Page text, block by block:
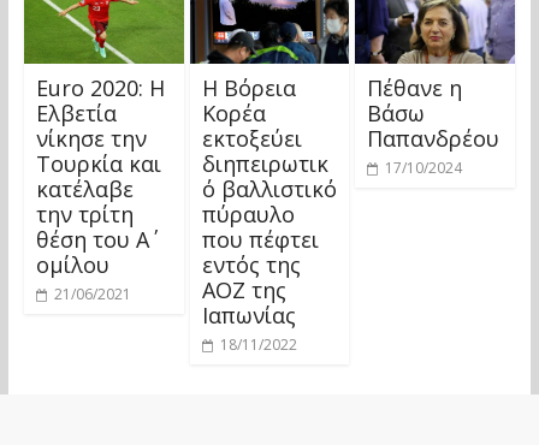
Euro 2020: Η
Ελβετία
νίκησε την
Τουρκία και
κατέλαβε
την τρίτη
θέση του Α΄
ομίλου
21/06/2021
Η Βόρεια
Κορέα
εκτοξεύει
διηπειρωτικ
ό βαλλιστικό
πύραυλο
που πέφτει
εντός της
ΑΟΖ της
Ιαπωνίας
18/11/2022
Πέθανε η
Βάσω
Παπανδρέου
17/10/2024